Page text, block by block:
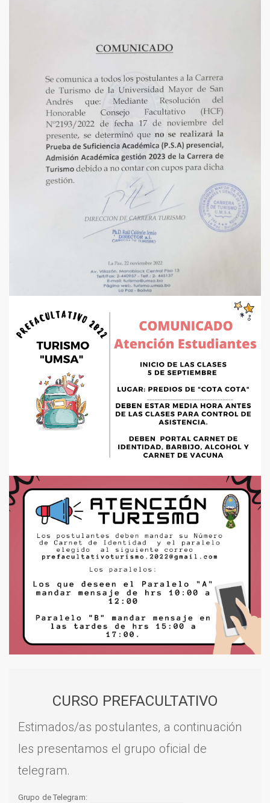
CURSO PREFACULTATIVO
Estimados/as postulantes, a continuación
les presentamos el grupo oficial de
telegram.
Grupo de Telegram: